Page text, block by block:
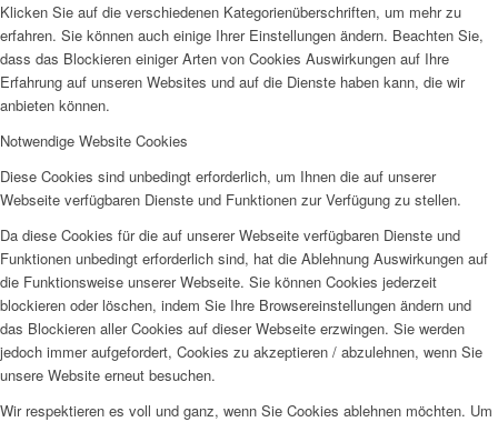
Klicken Sie auf die verschiedenen Kategorienüberschriften, um mehr zu
erfahren. Sie können auch einige Ihrer Einstellungen ändern. Beachten Sie,
dass das Blockieren einiger Arten von Cookies Auswirkungen auf Ihre
Erfahrung auf unseren Websites und auf die Dienste haben kann, die wir
anbieten können.
Notwendige Website Cookies
Diese Cookies sind unbedingt erforderlich, um Ihnen die auf unserer
Webseite verfügbaren Dienste und Funktionen zur Verfügung zu stellen.
Da diese Cookies für die auf unserer Webseite verfügbaren Dienste und
Funktionen unbedingt erforderlich sind, hat die Ablehnung Auswirkungen auf
die Funktionsweise unserer Webseite. Sie können Cookies jederzeit
blockieren oder löschen, indem Sie Ihre Browsereinstellungen ändern und
das Blockieren aller Cookies auf dieser Webseite erzwingen. Sie werden
jedoch immer aufgefordert, Cookies zu akzeptieren / abzulehnen, wenn Sie
unsere Website erneut besuchen.
Wir respektieren es voll und ganz, wenn Sie Cookies ablehnen möchten. Um